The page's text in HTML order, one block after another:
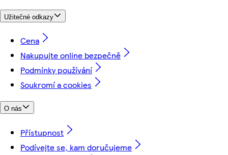
Užitečné odkazy
Cena
Nakupujte online bezpečně
Podmínky používání
Soukromí a cookies
O nás
Přístupnost
Podívejte se, kam doručujeme